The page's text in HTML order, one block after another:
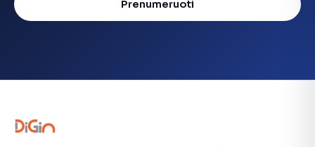
Prenumeruoti